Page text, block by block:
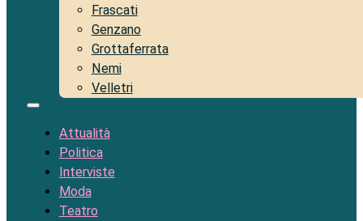
Frascati
Genzano
Grottaferrata
Nemi
Velletri
Attualità
Politica
Interviste
Moda
Teatro